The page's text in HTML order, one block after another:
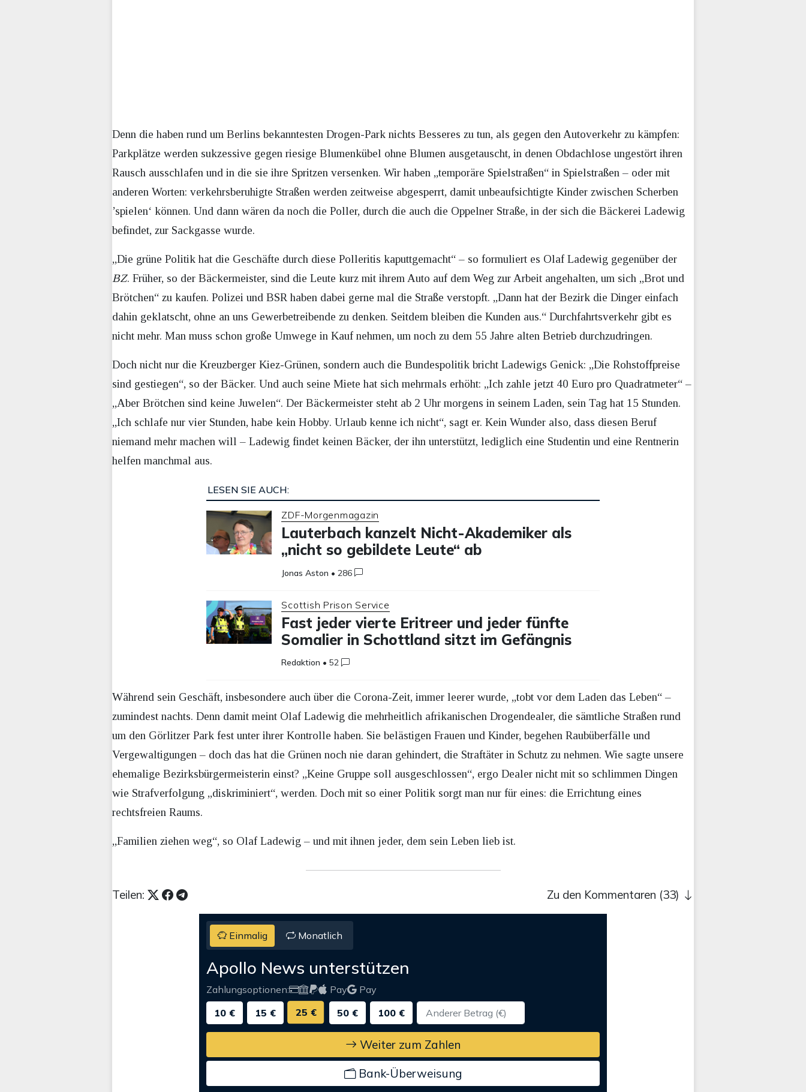
Denn die haben rund um Berlins bekanntesten Drogen-Park nichts Besseres zu tun, als gegen den Autoverkehr zu kämpfen:
Parkplätze werden sukzessive gegen riesige Blumenkübel ohne Blumen ausgetauscht, in denen Obdachlose ungestört ihren
Rausch ausschlafen und in die sie ihre Spritzen versenken. Wir haben „temporäre Spielstraßen“ in Spielstraßen – oder mit
anderen Worten: verkehrsberuhigte Straßen werden zeitweise abgesperrt, damit unbeaufsichtigte Kinder zwischen Scherben
’spielen‘ können. Und dann wären da noch die Poller, durch die auch die Oppelner Straße, in der sich die Bäckerei Ladewig
befindet, zur Sackgasse wurde.
„Die grüne Politik hat die Geschäfte durch diese Polleritis kaputtgemacht“ – so formuliert es Olaf Ladewig gegenüber der
BZ. Früher, so der Bäckermeister, sind die Leute kurz mit ihrem Auto auf dem Weg zur Arbeit angehalten, um sich „Brot und
Brötchen“ zu kaufen. Polizei und BSR haben dabei gerne mal die Straße verstopft. „Dann hat der Bezirk die Dinger einfach
dahin geklatscht, ohne an uns Gewerbetreibende zu denken. Seitdem bleiben die Kunden aus.“ Durchfahrtsverkehr gibt es
nicht mehr. Man muss schon große Umwege in Kauf nehmen, um noch zu dem 55 Jahre alten Betrieb durchzudringen.
Doch nicht nur die Kreuzberger Kiez-Grünen, sondern auch die Bundespolitik bricht Ladewigs Genick: „Die Rohstoffpreise
sind gestiegen“, so der Bäcker. Und auch seine Miete hat sich mehrmals erhöht: „Ich zahle jetzt 40 Euro pro Quadratmeter“ –
„Aber Brötchen sind keine Juwelen“. Der Bäckermeister steht ab 2 Uhr morgens in seinem Laden, sein Tag hat 15 Stunden.
„Ich schlafe nur vier Stunden, habe kein Hobby. Urlaub kenne ich nicht“, sagt er. Kein Wunder also, dass diesen Beruf
niemand mehr machen will – Ladewig findet keinen Bäcker, der ihn unterstützt, lediglich eine Studentin und eine Rentnerin
helfen manchmal aus.
LESEN SIE AUCH:
ZDF-Morgenmagazin
Lauterbach kanzelt Nicht-Akademiker als
„nicht so gebildete Leute“ ab
Jonas Aston •286
Scottish Prison Service
Fast jeder vierte Eritreer und jeder fünfte
Somalier in Schottland sitzt im Gefängnis
Redaktion •52
Während sein Geschäft, insbesondere auch über die Corona-Zeit, immer leerer wurde, „tobt vor dem Laden das Leben“ –
zumindest nachts. Denn damit meint Olaf Ladewig die mehrheitlich afrikanischen Drogendealer, die sämtliche Straßen rund
um den Görlitzer Park fest unter ihrer Kontrolle haben. Sie belästigen Frauen und Kinder, begehen Raubüberfälle und
Vergewaltigungen – doch das hat die Grünen noch nie daran gehindert, die Straftäter in Schutz zu nehmen. Wie sagte unsere
ehemalige Bezirksbürgermeisterin einst? „Keine Gruppe soll ausgeschlossen“, ergo Dealer nicht mit so schlimmen Dingen
wie Strafverfolgung „diskriminiert“, werden. Doch mit so einer Politik sorgt man nur für eines: die Errichtung eines
rechtsfreien Raums.
„Familien ziehen weg“, so Olaf Ladewig – und mit ihnen jeder, dem sein Leben lieb ist.
Teilen: Zu den Kommentaren (33)
Einmalig Monatlich
Apollo News unterstützen
Zahlungsoptionen: Pay
Pay
10 €
15 € 25 € 50 € 100 €
Weiter zum Zahlen
Bank-Überweisung